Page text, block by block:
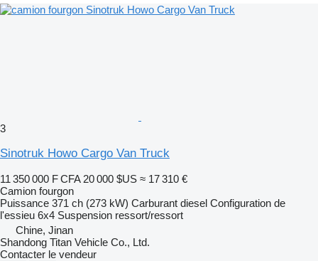
3
Sinotruk Howo Cargo Van Truck
11 350 000 F CFA 20 000 $US ≈ 17 310 €
Camion fourgon
Puissance 371 ch (273 kW) Carburant diesel Configuration de
l'essieu 6x4 Suspension ressort/ressort
Chine, Jinan
Shandong Titan Vehicle Co., Ltd.
Contacter le vendeur